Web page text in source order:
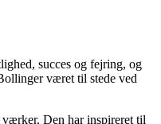
succes og fejring, og
været til stede ved
Den har inspireret til